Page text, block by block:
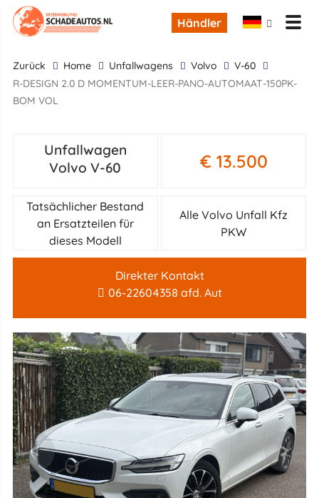
Händler
zurück Home Unfallwagens Volvo
V-60
R-DESIGN 2.0 D MOMENTUM-LEER-PANO-AUTOMAAT-150PK-
BOM VOL
Unfallwagen
Volvo V-60
€ 13.500
Tatsächlicher Bestand
an Ersatzteilen für
dieses Modell
Alle Volvo Unfall Kfz
PKW
Direkter Kontakt
06-22604358 afd. Aut